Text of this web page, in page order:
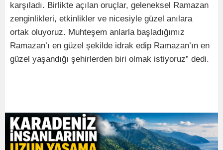
karşıladı. Birlikte açılan oruçlar, geleneksel Ramazan
zenginlikleri, etkinlikler ve nicesiyle güzel anılara
ortak oluyoruz. Muhteşem anlarla başladığımız
Ramazan’ı en güzel şekilde idrak edip Ramazan’ın en
güzel yaşandığı şehirlerden biri olmak istiyoruz” dedi.